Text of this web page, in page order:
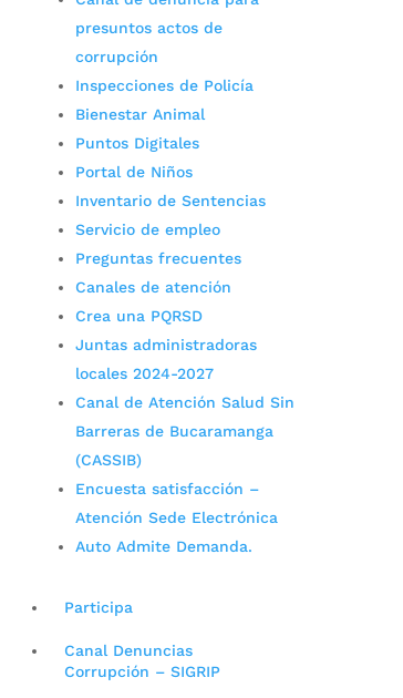
presuntos actos de
corrupción
Inspecciones de Policía
Bienestar Animal
Puntos Digitales
Portal de Niños
Inventario de Sentencias
Servicio de empleo
Preguntas frecuentes
Canales de atención
Crea una PQRSD
Juntas administradoras
locales 2024-2027
Canal de Atención Salud Sin
Barreras de Bucaramanga
(CASSIB)
Encuesta satisfacción –
Atención Sede Electrónica
Auto Admite Demanda.
Participa
Canal Denuncias
Corrupción – SIGRIP